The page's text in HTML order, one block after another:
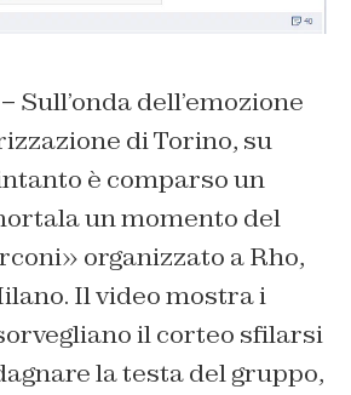
Sull’onda dell’emozione
di Torino, su
è comparso un
un momento del
organizzato a Rho,
Il video mostra i
il corteo sfilarsi
la testa del gruppo,